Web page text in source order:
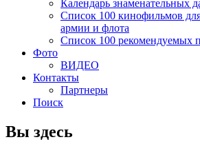
Календарь знаменательных
Список 100 кинофильмов
армии и флота
Список 100 рекомендуемых
Фото
ВИДЕО
Контакты
Партнеры
Поиск
Вы здесь